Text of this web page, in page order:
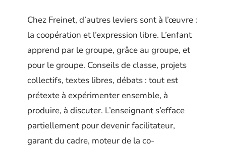
Chez Freinet, d’autres leviers sont à l’œuvre :
la coopération et l’expression libre. L’enfant
apprend par le groupe, grâce au groupe, et
pour le groupe. Conseils de classe, projets
collectifs, textes libres, débats : tout est
prétexte à expérimenter ensemble, à
produire, à discuter. L’enseignant s’efface
partiellement pour devenir facilitateur,
garant du cadre, moteur de la co-